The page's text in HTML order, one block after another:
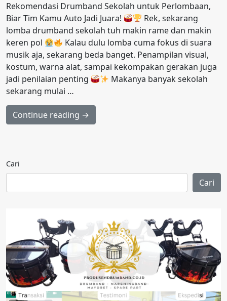
Rekomendasi Drumband Sekolah untuk Perlombaan,
Biar Tim Kamu Auto Jadi Juara!
Rek, sekarang
lomba drumband sekolah tuh makin rame dan makin
keren pol
Kalau dulu lomba cuma fokus di suara
musik aja, sekarang beda banget. Penampilan visual,
kostum, warna alat, sampai kekompakan gerakan juga
jadi penilaian penting
Makanya banyak sekolah
sekarang mulai …
Continue reading →
Cari
Cari